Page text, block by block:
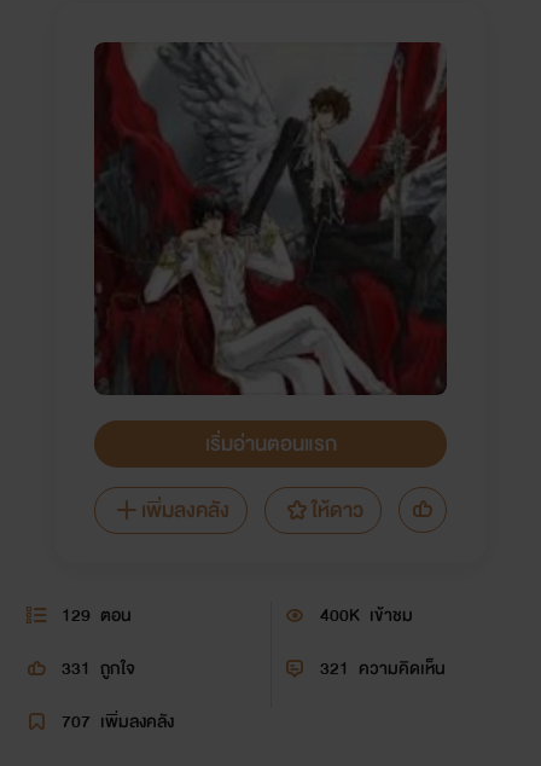
เริ่มอ่านตอนแรก
เพิ่มลงคลัง
ให้ดาว
129 ตอน 400K เข้าชม
331 ถูกใจ 321 ความคิดเห็น
707 เพิ่มลงคลัง